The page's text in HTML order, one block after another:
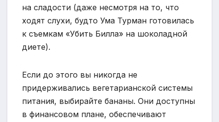
на сладости (даже несмотря на то, что
ходят слухи, будто Ума Турман готовилась
к съемкам «Убить Билла» на шоколадной
диете).
Если до этого вы никогда не
придерживались вегетарианской системы
питания, выбирайте бананы. Они доступны
в финансовом плане, обеспечивают